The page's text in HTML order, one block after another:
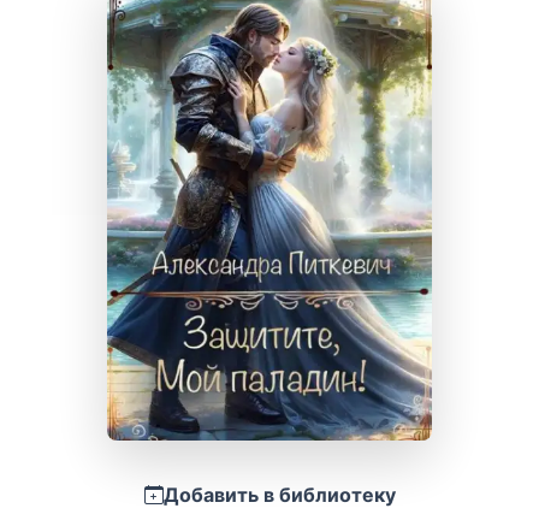
Добавить в библиотеку